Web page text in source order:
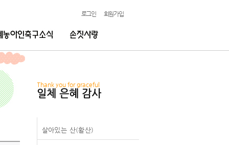
로그인 회원가입
Thank you for graceful
일체 은혜 감사
살아있는 산(활산)